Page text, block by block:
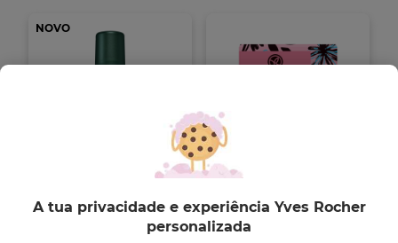
NOVO
Seco
Desintoxicante...
Brilho
Sabonete
A tua privacidade e experiência Yves Rocher
personalizada